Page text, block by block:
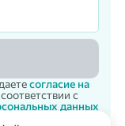
согласие на
с
данных